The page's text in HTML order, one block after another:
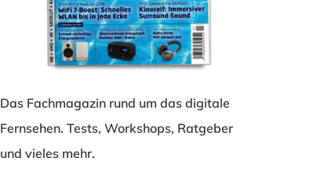
Das Fachmagazin rund um das digitale
Fernsehen. Tests, Workshops, Ratgeber
und vieles mehr.